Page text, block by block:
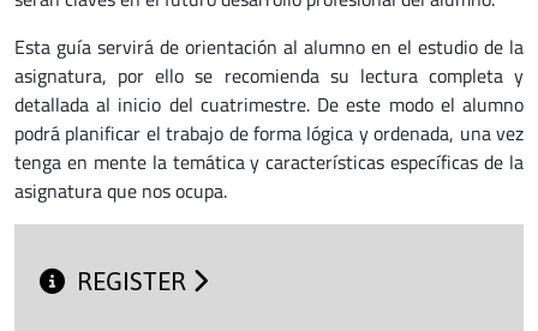
Esta guía servirá de orientación al alumno en el estudio de la
asignatura, por ello se recomienda su lectura completa y
detallada al inicio del cuatrimestre. De este modo el alumno
podrá planificar el trabajo de forma lógica y ordenada, una vez
tenga en mente la temática y características específicas de la
asignatura que nos ocupa.
REGISTER